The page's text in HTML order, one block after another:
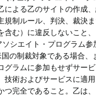
による乙のサイトの作成
制ルール、判決、裁決
む）に違反しないこと
シエイト・プログラム
の制裁対象である場合
ラムに参加もせずサー
術およびサービスに適
つ完全であること。乙は